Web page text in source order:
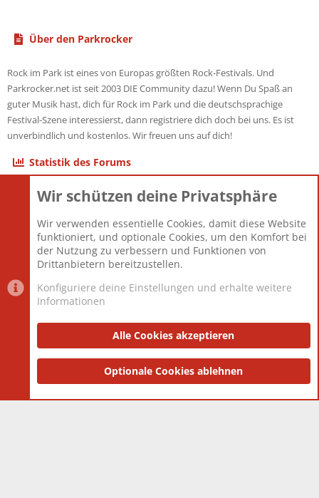
Über den Parkrocker
Rock im Park ist eines von Europas größten Rock-Festivals. Und
Parkrocker.net ist seit 2003 DIE Community dazu! Wenn Du Spaß an
guter Musik hast, dich für Rock im Park und die deutschsprachige
Festival-Szene interessierst, dann registriere dich doch bei uns. Es ist
unverbindlich und kostenlos. Wir freuen uns auf dich!
Statistik des Forums
Themen
Mitglieder
12.427
Neuestes Mitglied
Berlin
Datenschutzerklärung Impressum
Community platform by XenForo® © 2010-2025 XenForo Ltd.
and add-ons by ThemeHouse
Wir schützen deine Privatsphäre
Wir verwenden essentielle Cookies, damit diese Website
funktioniert, und optionale Cookies, um den Komfort bei
der Nutzung zu verbessern und Funktionen von
Drittanbietern bereitzustellen.
Konfiguriere deine Einstellungen und erhalte weitere
Informationen
Alle Cookies akzeptieren
Optionale Cookies ablehnen